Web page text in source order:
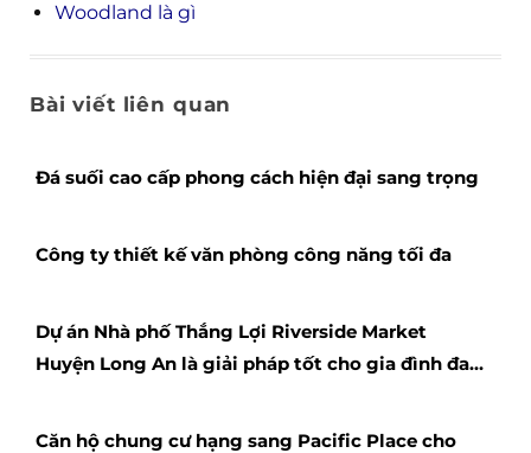
Woodland là gì
Bài viết liên quan
Đá suối cao cấp phong cách hiện đại sang trọng
Công ty thiết kế văn phòng công năng tối đa
Dự án Nhà phố Thắng Lợi Riverside Market
Huyện Long An là giải pháp tốt cho gia đình đa
Căn hộ chung cư hạng sang Pacific Place cho